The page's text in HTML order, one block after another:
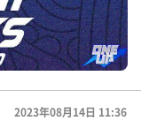
2023年08月14日 11:36